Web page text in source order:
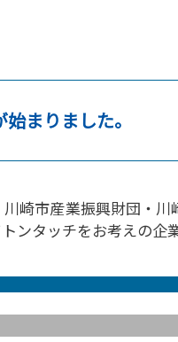
まりました。
崎市産業振興財団・
ンタッチをお考えの